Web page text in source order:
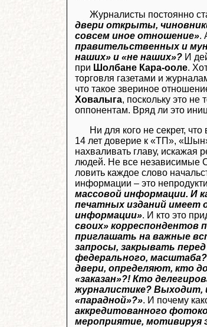
Журналисты постоянно
двери открыты,
совсем иное отношение».
правительственных и
наших» и «не наших»? И
при Шолбане Кара-ооле.
торговля газетами и
что такое звериное
Ховалыга, поскольку это не
оппонентам. Вряд ли это
Ни для кого не секрет,
14 лет доверие к «ТП»,
нахваливать главу, искажая
людей. Не все независимые
ловить каждое слово
информации – это
массовой информации. И
печатных изданий имеет
информации». И кто это
своих» корреспондентов
приглашать на важные
запросы, закрывать
федерального,
двери, определяют, кто
«заказан»?! Кто
журналистике? Выходит,
«парадной»?». И почему
аккредитованного
мероприятие,